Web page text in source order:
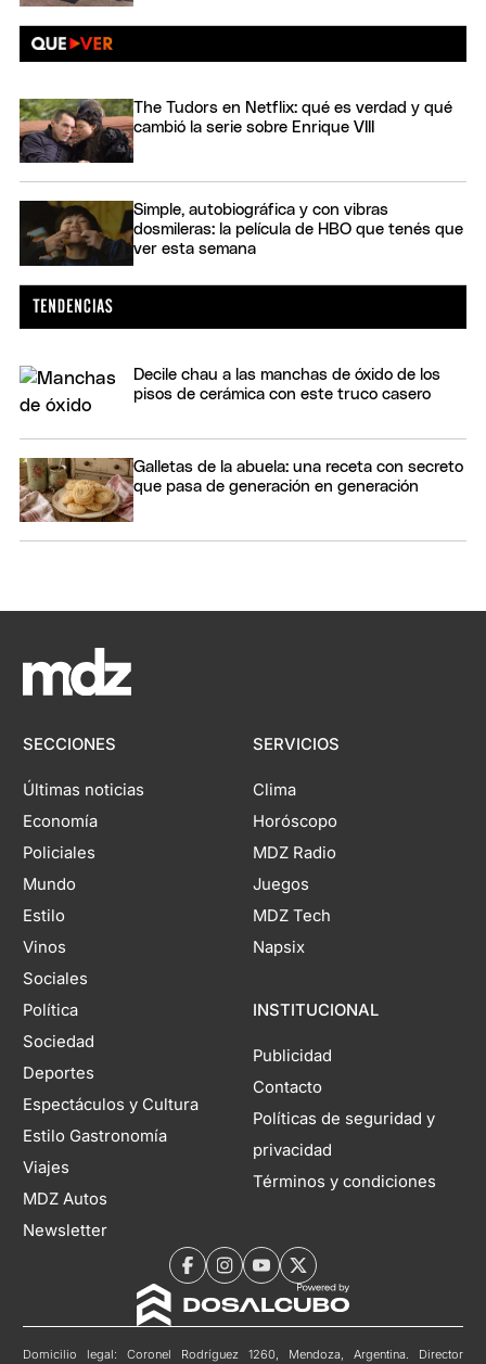
The Tudors en Netflix: qué es verdad y qué
cambió la serie sobre Enrique VIII
Simple, autobiográfica y con vibras
dosmileras: la película de HBO que tenés que
ver esta semana
Decile chau a las manchas de óxido de los
pisos de cerámica con este truco casero
Galletas de la abuela: una receta con secreto
que pasa de generación en generación
SECCIONES
Últimas noticias
Economía
Policiales
Mundo
Estilo
Vinos
Sociales
Política
Sociedad
Deportes
Espectáculos y Cultura
Estilo Gastronomía
Viajes
MDZ Autos
Newsletter
SERVICIOS
Clima
Horóscopo
MDZ Radio
Juegos
MDZ Tech
Napsix
INSTITUCIONAL
Publicidad
Contacto
Políticas de seguridad y
privacidad
Términos y condiciones
Domicilio legal: Coronel Rodríguez 1260, Mendoza, Argentina. Director